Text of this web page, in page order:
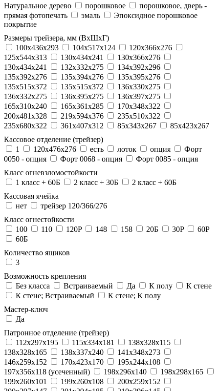
Натуральное дерево порошковое
порошковое, дверь -
прямая фотопечать
эмаль
Эпоксидное порошковое
покрытие
Размеры трейзера, мм (ВхШхГ)
100x436x293
104х517х124
120x366x276
125x544x313
130x434x241
130х366х276
130х434х241
132x332x275
134x392x296
135x392x276
135x394x276
135x395x276
135x515x372
135х515х372
136x330x275
136x332x275
136x395x275
136x397x275
165x310x240
165x361x285
170x348x322
200x481x328
219x594x376
235x510x322
235x680x322
361x407x312 85x343x267
85x423x267
Кассовое отделение (трейзер)
1
120х476х276 есть лоток опция
Форт
0050 - опция
Форт 0068 - опция
Форт 0085 - опция
Класс огневзломостойкости
1 класс + 60Б
2 класс + 30Б
2 класс + 60Б
Кассовая ячейка
нет
трейзер 120/366/276
Класс огнестойкости
100
110 120P 148 158 20Б 30P
60P
60Б
Количество ящиков
3
Возможность крепления
Без класса
Встраиваемый Да К полу
К стене
К стене; Встраиваемый
К стене; К полу
Мастер-ключ
Да
Патронное отделение (трейзер)
112x297x195
115x334x181
138x328x115
138x328x165
138x337x240
141x348x273
146x259x152
170x423x170
195x244x108
197x356x118 (усеченный)
198x296x140
198x298x165
199x260x101
199x260x108
200x259x152